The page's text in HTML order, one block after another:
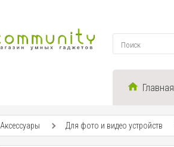
Главная
Аксессуары Для фото и видео устройств